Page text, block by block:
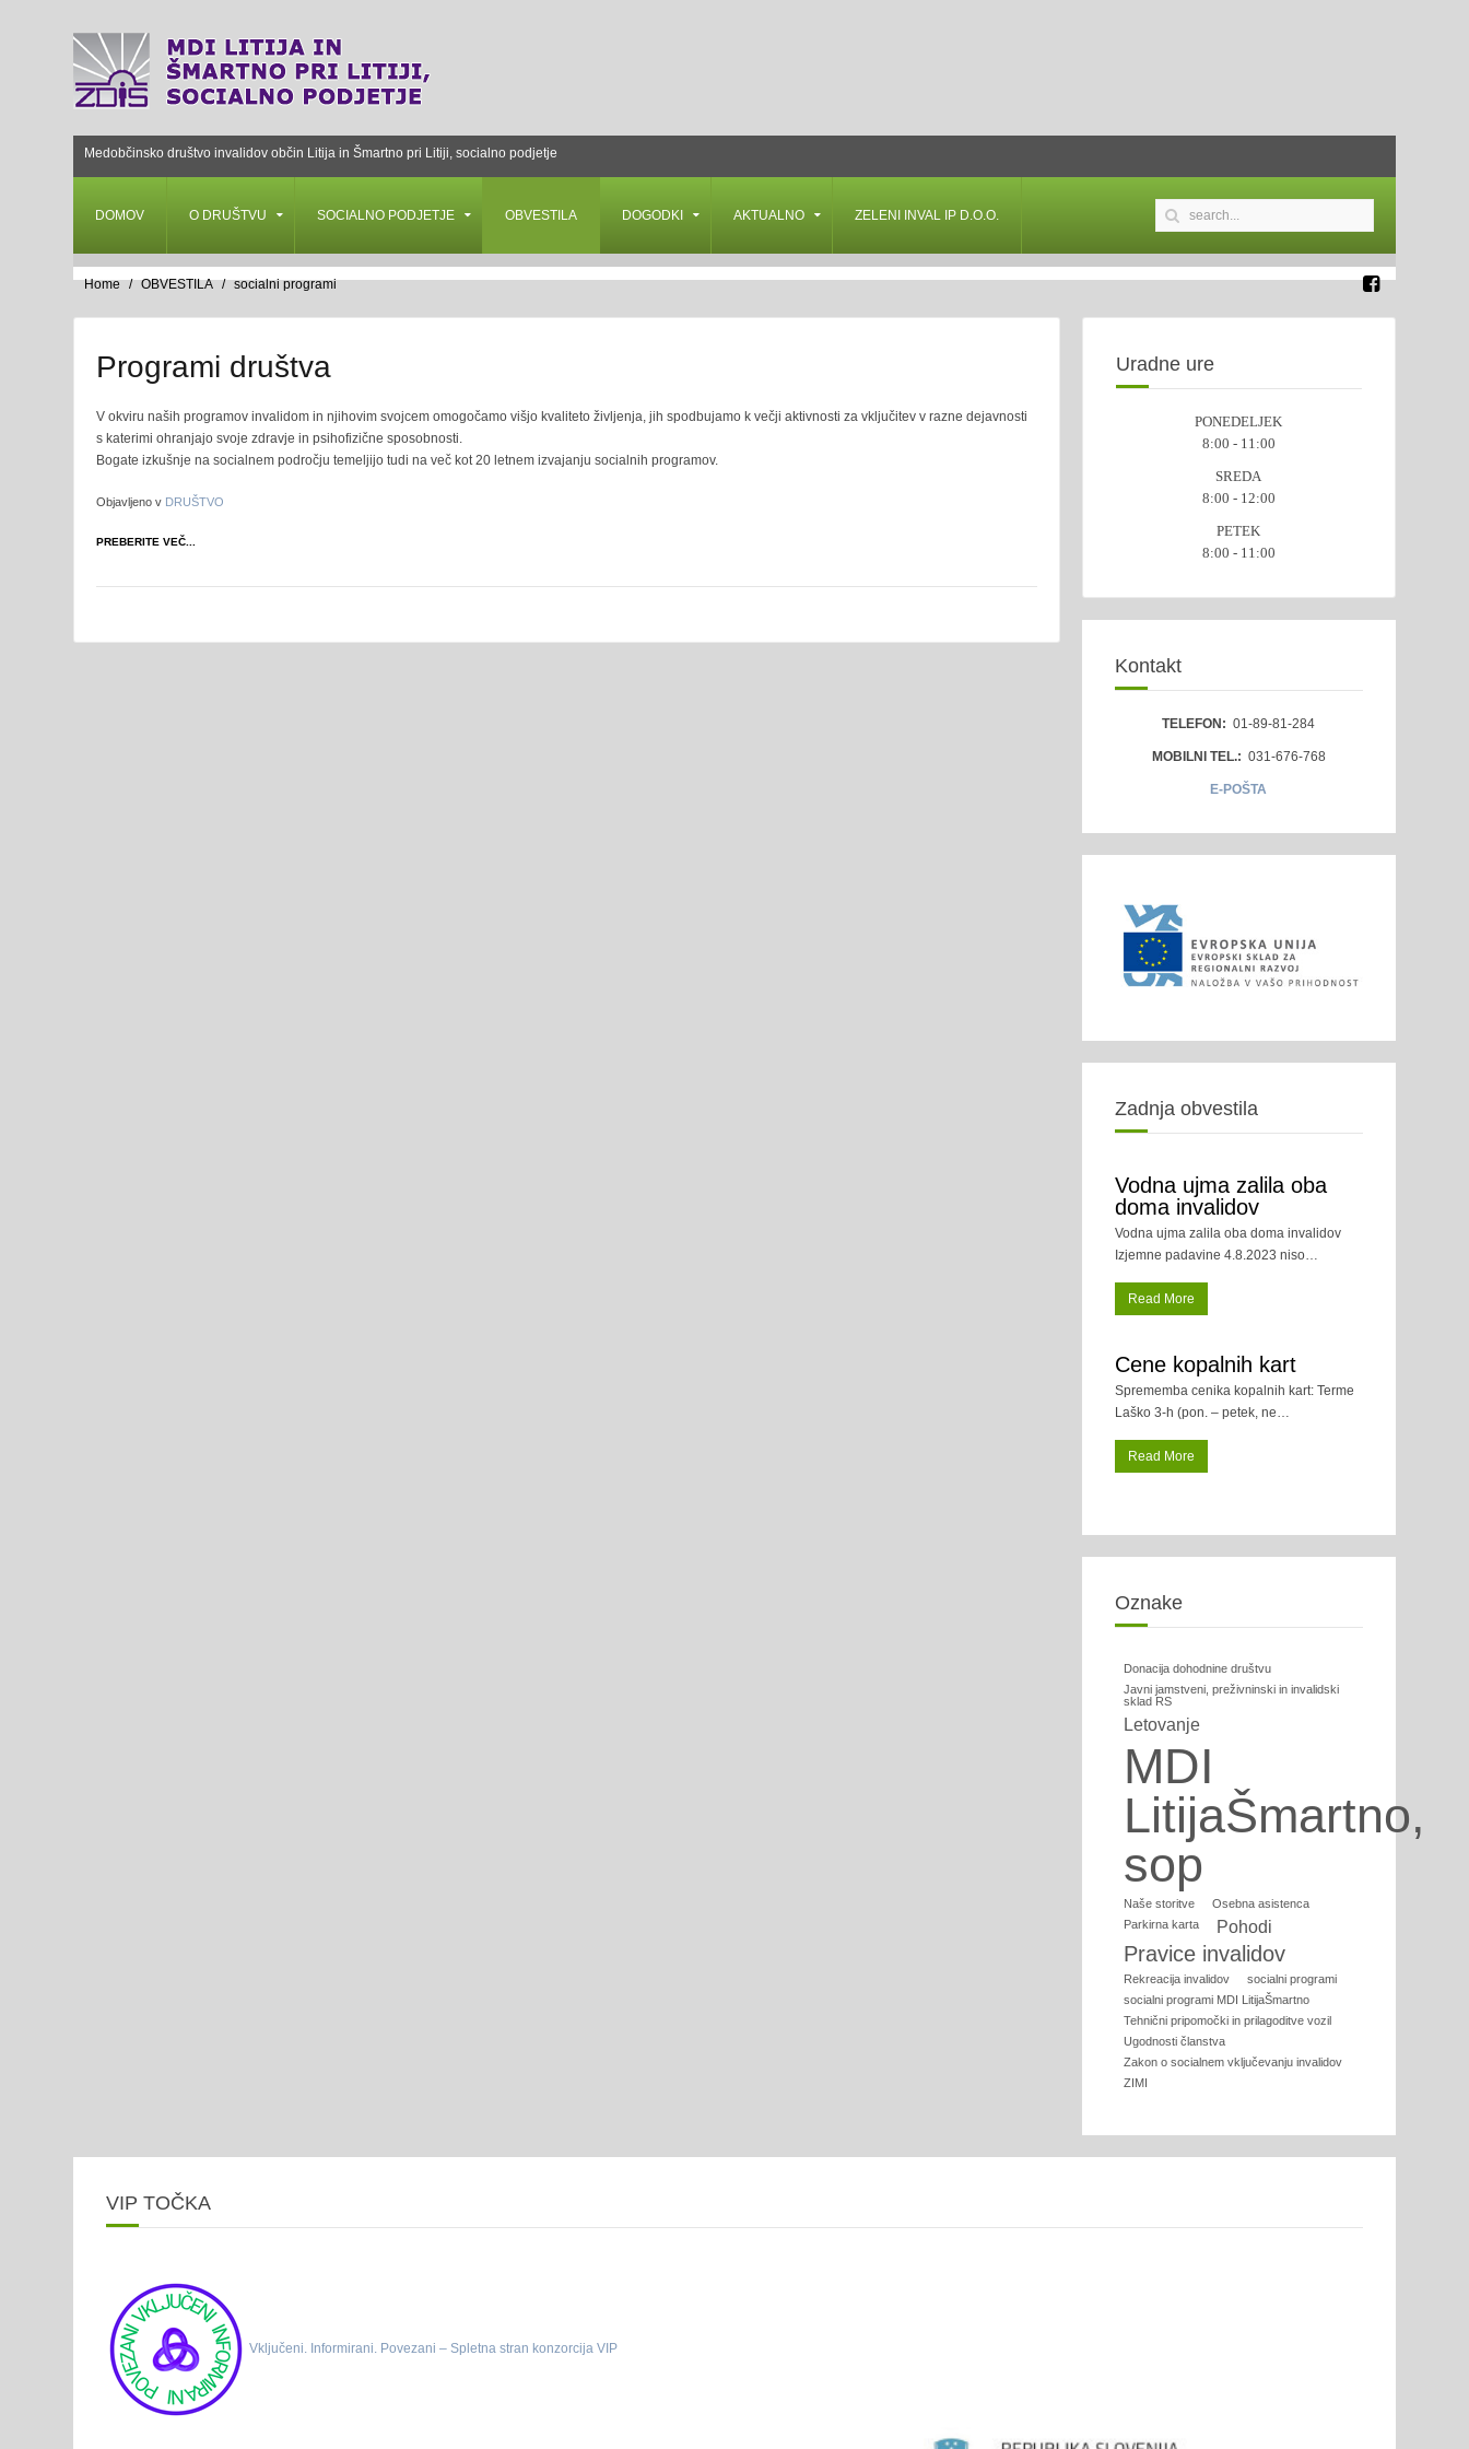
Medobčinsko društvo invalidov občin Litija in Šmartno pri Litiji, socialno podjetje
DOMOV O DRUŠTVU SOCIALNO PODJETJE OBVESTILA DOGODKI AKTUALNO ZELENI INVAL IP D.O.O.
Home OBVESTILA socialni programi
Programi društva
V okviru naših programov invalidom in njihovim svojcem omogočamo višjo kvaliteto življenja, jih spodbujamo k večji aktivnosti za vključitev v razne dejavnosti
s katerimi ohranjajo svoje zdravje in psihofizične sposobnosti.
Bogate izkušnje na socialnem področju temeljijo tudi na več kot 20 letnem izvajanju socialnih programov.
Objavljeno v DRUŠTVO
PREBERITE VEČ...
Uradne ure
PONEDELJEK
8:00 - 11:00
SREDA
8:00 - 12:00
PETEK
8:00 - 11:00
Kontakt
TELEFON: 01-89-81-284
MOBILNI TEL.: 031-676-768
E-POŠTA
Zadnja obvestila
Vodna ujma zalila oba
doma invalidov
Vodna ujma zalila oba doma invalidov
Izjemne padavine 4.8.2023 niso…
Read More
Cene kopalnih kart
Sprememba cenika kopalnih kart: Terme
Laško 3-h (pon. – petek, ne…
Read More
Oznake
Donacija dohodnine društvu
Javni jamstveni, preživninski in invalidski
sklad RS
Letovanje
MDI
LitijaŠmartno,
sop
Naše storitve
Osebna asistenca
Parkirna karta
Pohodi
Pravice invalidov
Rekreacija invalidov
socialni programi
socialni programi MDI LitijaŠmartno
Tehnični pripomočki in prilagoditve vozil
Ugodnosti članstva
Zakon o socialnem vključevanju invalidov
ZIMI
VIP TOČKA
Vključeni. Informirani. Povezani – Spletna stran konzorcija VIP